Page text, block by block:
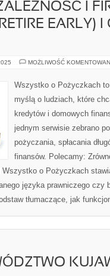
I
EARLY) I
MOŻLIWOŚĆ
Wszystko o Pożyczkach
myślą o ludziach, które
kredytów i domowych
jednym serwisie zebrano
pożyczania, spłacania
finansów. Polecamy:
o Pożyczkach
języka prawniczego czy
tłumaczące, jak